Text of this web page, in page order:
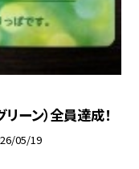
ーン）全員達成！
05/19